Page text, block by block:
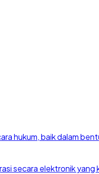
hukum, baik dalam
secara elektronik yang